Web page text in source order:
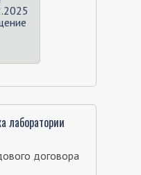
лаборатории
договора